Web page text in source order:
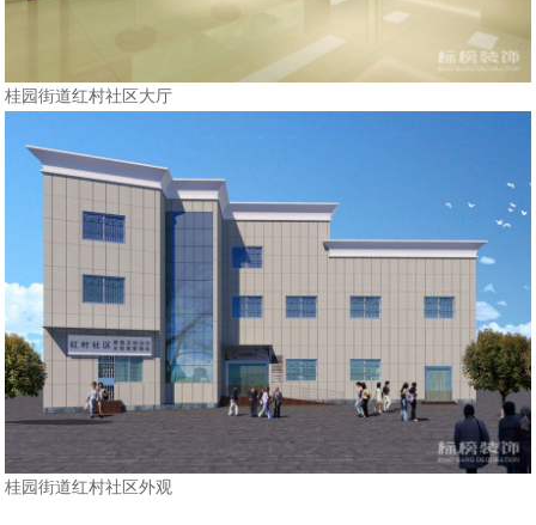
桂园街道红村社区大厅
桂园街道红村社区外观